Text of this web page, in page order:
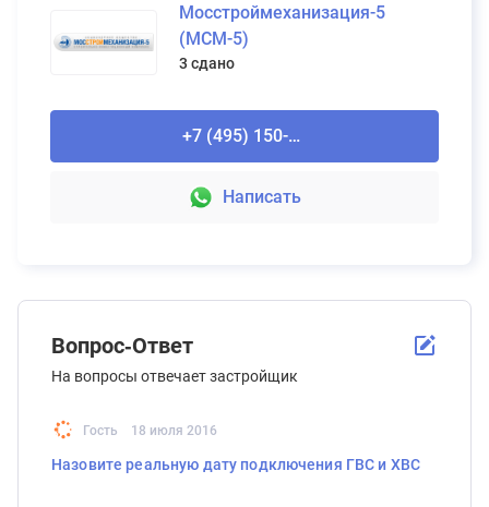
Мосстроймеханизация-5
(МСМ-5)
3 сдано
+7 (495) 150-90-61
Написать
Вопрос-Ответ
На вопросы отвечает застройщик
Гость 18 июля 2016
Назовите реальную дату подключения ГВС и ХВС